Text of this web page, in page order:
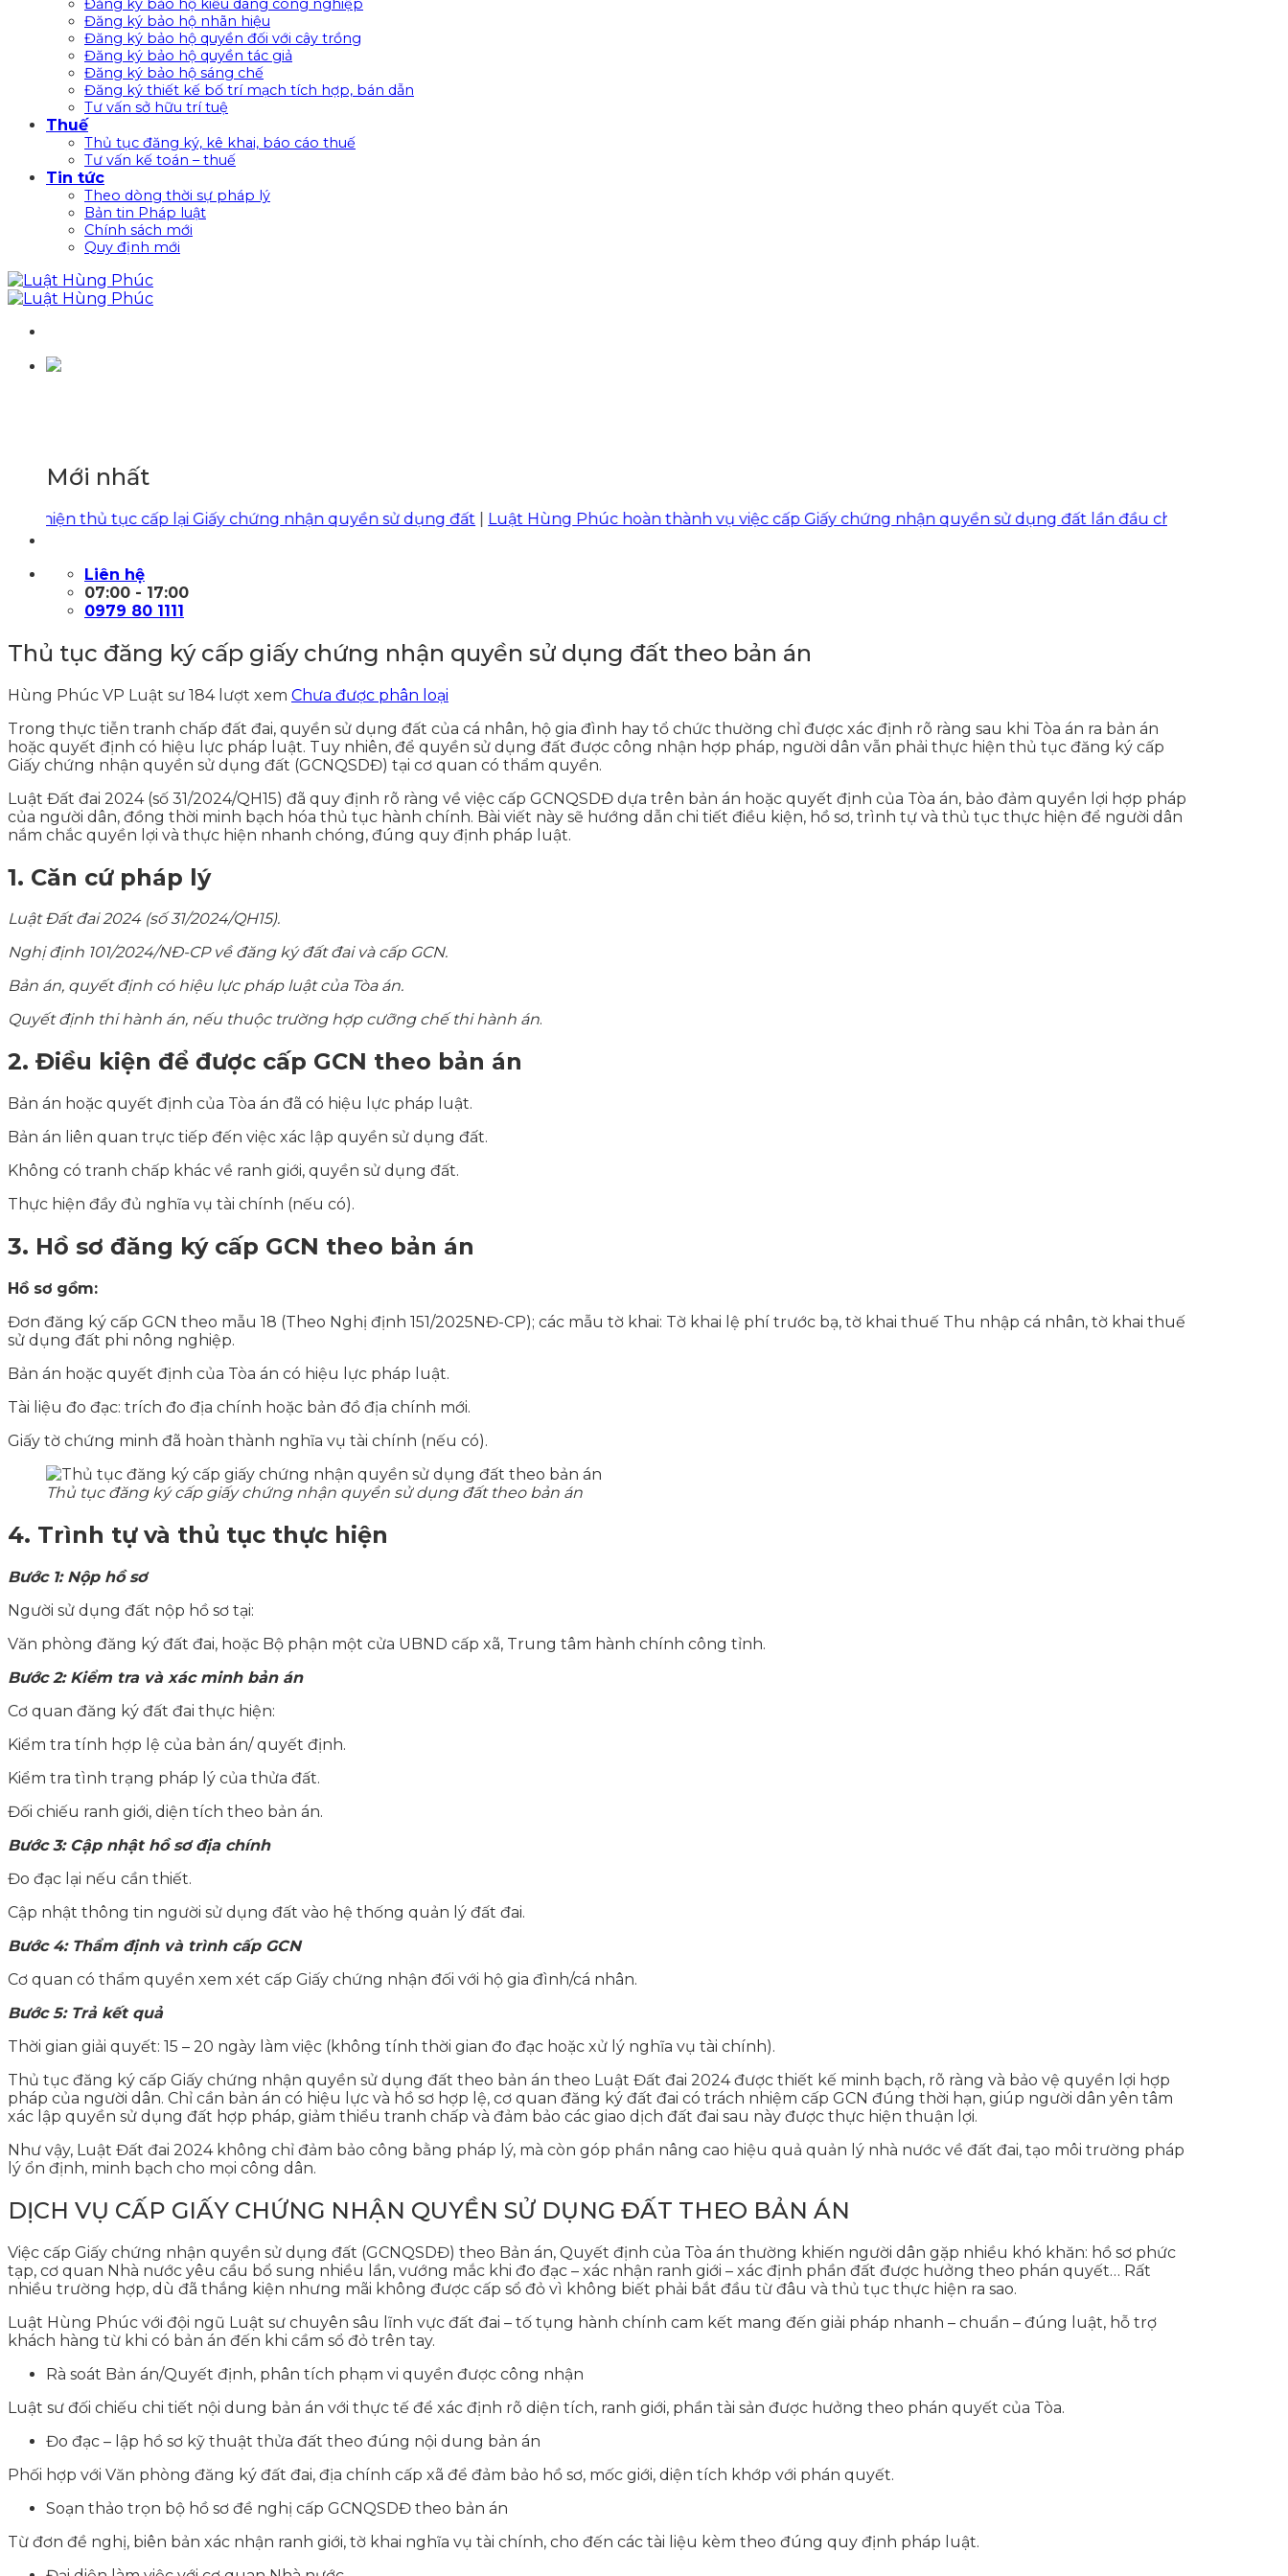
Đăng ký bảo hộ kiểu dáng công nghiệp
Đăng ký bảo hộ nhãn hiệu
Đăng ký bảo hộ quyền đối với cây trồng
Đăng ký bảo hộ quyền tác giả
Đăng ký bảo hộ sáng chế
Đăng ký thiết kế bố trí mạch tích hợp, bán dẫn
Tư vấn sở hữu trí tuệ
Thuế
Thủ tục đăng ký, kê khai, báo cáo thuế
Tư vấn kế toán – thuế
Tin tức
Theo dòng thời sự pháp lý
Bản tin Pháp luật
Chính sách mới
Quy định mới
Mới nhất
thủ tục cấp lại Giấy chứng nhận quyền sử dụng đất|Luật Hùng Phúc hoàn thành vụ việc cấp Giấy chứng nhận quyền sử dụng đất lần đầu cho khách hàng tại xã
Liên hệ
07:00 - 17:00
0979 80 1111
Thủ tục đăng ký cấp giấy chứng nhận quyền sử dụng đất theo bản án
Hùng Phúc VP Luật sư 184 lượt xem Chưa được phân loại
Trong thực tiễn tranh chấp đất đai, quyền sử dụng đất của cá nhân, hộ gia đình hay tổ chức thường chỉ được xác định rõ ràng sau khi Tòa án ra bản án
hoặc quyết định có hiệu lực pháp luật. Tuy nhiên, để quyền sử dụng đất được công nhận hợp pháp, người dân vẫn phải thực hiện thủ tục đăng ký cấp
Giấy chứng nhận quyền sử dụng đất (GCNQSDĐ) tại cơ quan có thẩm quyền.
Luật Đất đai 2024 (số 31/2024/QH15) đã quy định rõ ràng về việc cấp GCNQSDĐ dựa trên bản án hoặc quyết định của Tòa án, bảo đảm quyền lợi hợp pháp
của người dân, đồng thời minh bạch hóa thủ tục hành chính. Bài viết này sẽ hướng dẫn chi tiết điều kiện, hồ sơ, trình tự và thủ tục thực hiện để người dân
nắm chắc quyền lợi và thực hiện nhanh chóng, đúng quy định pháp luật.
1. Căn cứ pháp lý
Luật Đất đai 2024 (số 31/2024/QH15).
Nghị định 101/2024/NĐ-CP về đăng ký đất đai và cấp GCN.
Bản án, quyết định có hiệu lực pháp luật của Tòa án.
Quyết định thi hành án, nếu thuộc trường hợp cưỡng chế thi hành án.
2. Điều kiện để được cấp GCN theo bản án
Bản án hoặc quyết định của Tòa án đã có hiệu lực pháp luật.
Bản án liên quan trực tiếp đến việc xác lập quyền sử dụng đất.
Không có tranh chấp khác về ranh giới, quyền sử dụng đất.
Thực hiện đầy đủ nghĩa vụ tài chính (nếu có).
3. Hồ sơ đăng ký cấp GCN theo bản án
Hồ sơ gồm:
Đơn đăng ký cấp GCN theo mẫu 18 (Theo Nghị định 151/2025NĐ-CP); các mẫu tờ khai: Tờ khai lệ phí trước bạ, tờ khai thuế Thu nhập cá nhân, tờ khai thuế
sử dụng đất phi nông nghiệp.
Bản án hoặc quyết định của Tòa án có hiệu lực pháp luật.
Tài liệu đo đạc: trích đo địa chính hoặc bản đồ địa chính mới.
Giấy tờ chứng minh đã hoàn thành nghĩa vụ tài chính (nếu có).
Thủ tục đăng ký cấp giấy chứng nhận quyền sử dụng đất theo bản án
4. Trình tự và thủ tục thực hiện
Bước 1: Nộp hồ sơ
Người sử dụng đất nộp hồ sơ tại:
Văn phòng đăng ký đất đai, hoặc Bộ phận một cửa UBND cấp xã, Trung tâm hành chính công tỉnh.
Bước 2: Kiểm tra và xác minh bản án
Cơ quan đăng ký đất đai thực hiện:
Kiểm tra tính hợp lệ của bản án/ quyết định.
Kiểm tra tình trạng pháp lý của thửa đất.
Đối chiếu ranh giới, diện tích theo bản án.
Bước 3: Cập nhật hồ sơ địa chính
Đo đạc lại nếu cần thiết.
Cập nhật thông tin người sử dụng đất vào hệ thống quản lý đất đai.
Bước 4: Thẩm định và trình cấp GCN
Cơ quan có thẩm quyền xem xét cấp Giấy chứng nhận đối với hộ gia đình/cá nhân.
Bước 5: Trả kết quả
Thời gian giải quyết: 15 – 20 ngày làm việc (không tính thời gian đo đạc hoặc xử lý nghĩa vụ tài chính).
Thủ tục đăng ký cấp Giấy chứng nhận quyền sử dụng đất theo bản án theo Luật Đất đai 2024 được thiết kế minh bạch, rõ ràng và bảo vệ quyền lợi hợp
pháp của người dân. Chỉ cần bản án có hiệu lực và hồ sơ hợp lệ, cơ quan đăng ký đất đai có trách nhiệm cấp GCN đúng thời hạn, giúp người dân yên tâm
xác lập quyền sử dụng đất hợp pháp, giảm thiểu tranh chấp và đảm bảo các giao dịch đất đai sau này được thực hiện thuận lợi.
Như vậy, Luật Đất đai 2024 không chỉ đảm bảo công bằng pháp lý, mà còn góp phần nâng cao hiệu quả quản lý nhà nước về đất đai, tạo môi trường pháp
lý ổn định, minh bạch cho mọi công dân.
DỊCH VỤ CẤP GIẤY CHỨNG NHẬN QUYỀN SỬ DỤNG ĐẤT THEO BẢN ÁN
Việc cấp Giấy chứng nhận quyền sử dụng đất (GCNQSDĐ) theo Bản án, Quyết định của Tòa án thường khiến người dân gặp nhiều khó khăn: hồ sơ phức
tạp, cơ quan Nhà nước yêu cầu bổ sung nhiều lần, vướng mắc khi đo đạc – xác nhận ranh giới – xác định phần đất được hưởng theo phán quyết… Rất
nhiều trường hợp, dù đã thắng kiện nhưng mãi không được cấp sổ đỏ vì không biết phải bắt đầu từ đâu và thủ tục thực hiện ra sao.
Luật Hùng Phúc với đội ngũ Luật sư chuyên sâu lĩnh vực đất đai – tố tụng hành chính cam kết mang đến giải pháp nhanh – chuẩn – đúng luật, hỗ trợ
khách hàng từ khi có bản án đến khi cầm sổ đỏ trên tay.
Rà soát Bản án/Quyết định, phân tích phạm vi quyền được công nhận
Luật sư đối chiếu chi tiết nội dung bản án với thực tế để xác định rõ diện tích, ranh giới, phần tài sản được hưởng theo phán quyết của Tòa.
Đo đạc – lập hồ sơ kỹ thuật thửa đất theo đúng nội dung bản án
Phối hợp với Văn phòng đăng ký đất đai, địa chính cấp xã để đảm bảo hồ sơ, mốc giới, diện tích khớp với phán quyết.
Soạn thảo trọn bộ hồ sơ đề nghị cấp GCNQSDĐ theo bản án
Từ đơn đề nghị, biên bản xác nhận ranh giới, tờ khai nghĩa vụ tài chính, cho đến các tài liệu kèm theo đúng quy định pháp luật.